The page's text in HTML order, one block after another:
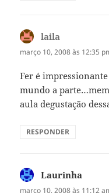
laila
março 10, 2008 às 12:35
Fer é
mundo a
aula degustação
RESPONDER
Laurinha
março 10, 2008 às 11:12